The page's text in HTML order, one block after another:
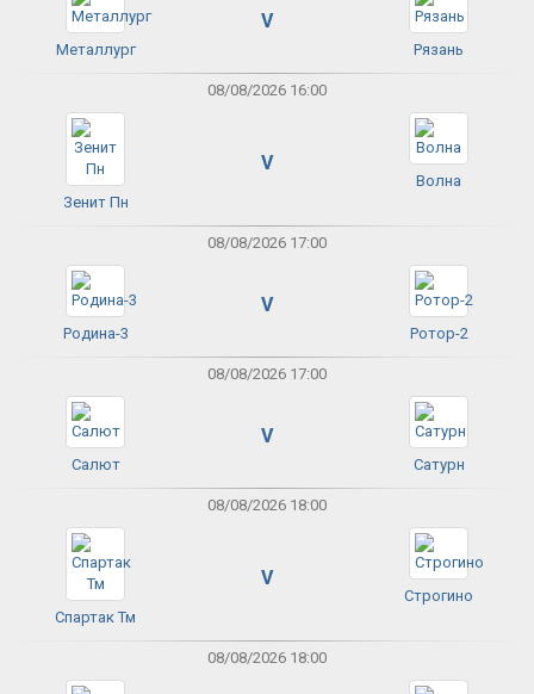
Металлург
V
Рязань
08/08/2026 16:00
Зенит Пн
V
Волна
08/08/2026 17:00
Родина-3
V
Ротор-2
08/08/2026 17:00
Салют
V
Сатурн
08/08/2026 18:00
Спартак Тм
V
Строгино
08/08/2026 18:00